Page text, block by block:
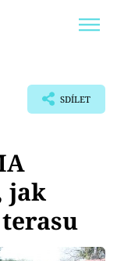
SDÍLET
jak